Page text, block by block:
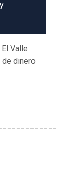
Valle
dinero